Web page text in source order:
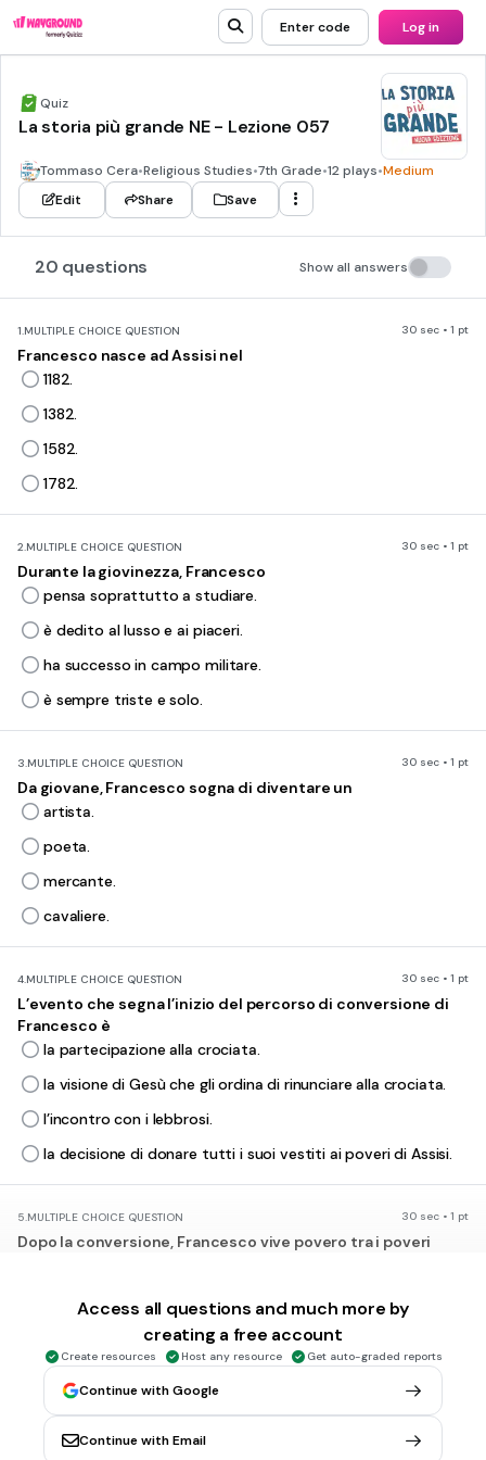
Enter code Log in
Quiz
La storia più grande NE - Lezione 057
Tommaso Cera•Religious Studies•7th Grade•12 plays•Medium
Edit
Share Save
20 questions Show all answers
1.MULTIPLE CHOICE QUESTION 30 sec • 1 pt
Francesco nasce ad Assisi nel
1182.
1382.
1582.
1782.
2.MULTIPLE CHOICE QUESTION 30 sec • 1 pt
Durante la giovinezza, Francesco
pensa soprattutto a studiare.
è dedito al lusso e ai piaceri.
ha successo in campo militare.
è sempre triste e solo.
3.MULTIPLE CHOICE QUESTION 30 sec • 1 pt
Da giovane, Francesco sogna di diventare un
artista.
poeta.
mercante.
cavaliere.
4.MULTIPLE CHOICE QUESTION 30 sec • 1 pt
L’evento che segna l’inizio del percorso di conversione di
Francesco è
la partecipazione alla crociata.
la visione di Gesù che gli ordina di rinunciare alla crociata.
l’incontro con i lebbrosi.
la decisione di donare tutti i suoi vestiti ai poveri di Assisi.
5.MULTIPLE CHOICE QUESTION 30 sec • 1 pt
Dopo la conversione, Francesco vive povero tra i poveri
su suggerimento del padre.
dopo aver ottenuto l'approvazione del padre.
nonostante l'opposizione del padre.
MULTIPLE CHOICE QUESTION 30 sec • 1 pt
Access all questions and much more by
creating a free account
Create resources Host any resource Get auto-graded reports
Continue with Google
Continue with Email